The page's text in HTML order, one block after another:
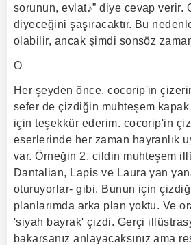
sorunun, evlat♪” diye cevap verir.
diyeceğini şaşıracaktır. Bu
olabilir, ancak şimdi sonsöz
Ο
Her şeyden önce, cocorip'in
sefer de çizdiğin muhteşem
için teşekkür ederim. cocorip'in
eserlerinde her zaman hayranlık
var. Örneğin 2. cildin muhteşem
Dantalian, Lapis ve Laura yan
oturuyorlar- gibi. Bunun için
planlarımda arka plan yoktu. Ve
'siyah bayrak' çizdi. Gerçi
bakarsanız anlayacaksınız ama